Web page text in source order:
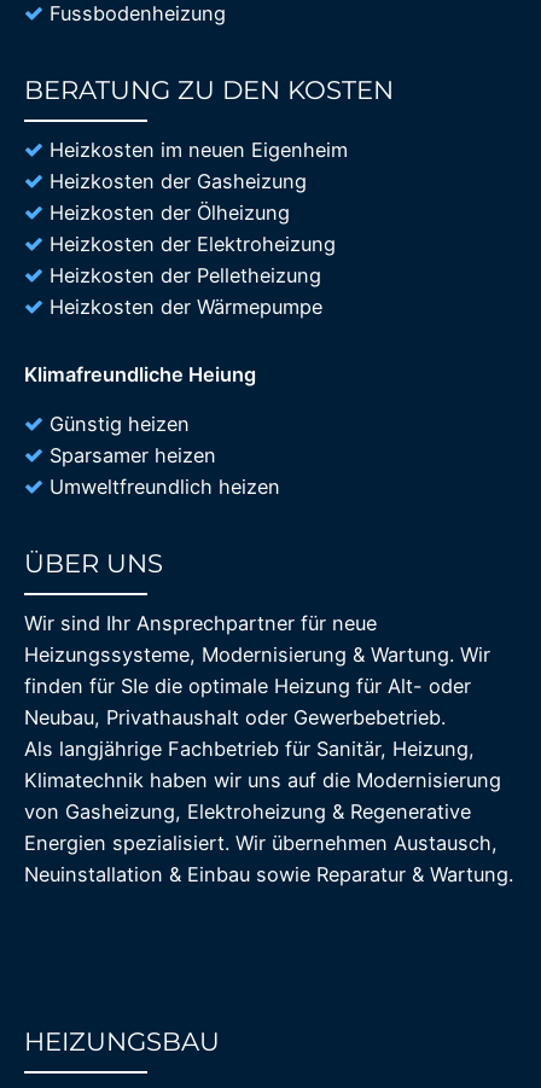
Fussbodenheizung
BERATUNG ZU DEN KOSTEN
Heizkosten im neuen Eigenheim
Heizkosten der Gasheizung
Heizkosten der Ölheizung
Heizkosten der Elektroheizung
Heizkosten der Pelletheizung
Heizkosten der Wärmepumpe
Klimafreundliche Heiung
Günstig heizen
Sparsamer heizen
Umweltfreundlich heizen
ÜBER UNS
Wir sind Ihr Ansprechpartner für neue
Heizungssysteme, Modernisierung & Wartung. Wir
finden für SIe die optimale Heizung für Alt- oder
Neubau, Privathaushalt oder Gewerbebetrieb.
Als langjährige Fachbetrieb für Sanitär, Heizung,
Klimatechnik haben wir uns auf die Modernisierung
von Gasheizung, Elektroheizung & Regenerative
Energien spezialisiert. Wir übernehmen Austausch,
Neuinstallation & Einbau sowie Reparatur & Wartung.
HEIZUNGSBAU